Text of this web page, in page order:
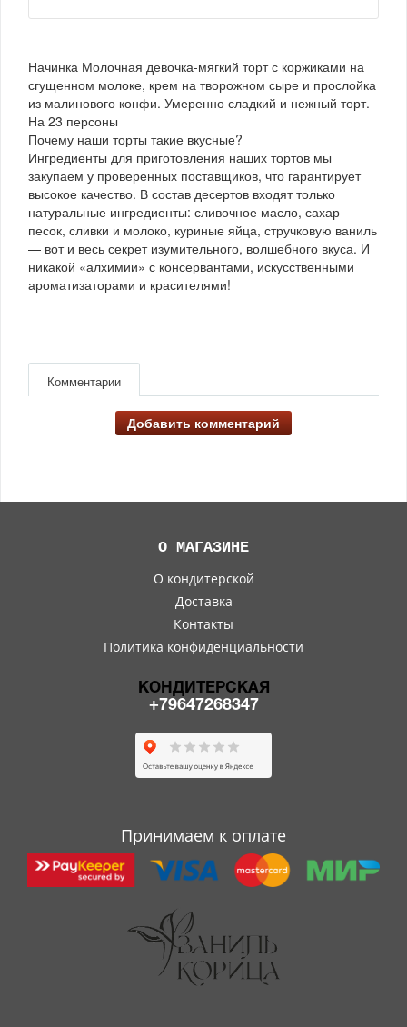
Начинка Молочная девочка-мягкий торт с коржиками на
сгущенном молоке, крем на творожном сыре и прослойка
из малинового конфи. Умеренно сладкий и нежный торт.
На 23 персоны
Почему наши торты такие вкусные?
Ингредиенты для приготовления наших тортов мы
закупаем у проверенных поставщиков, что гарантирует
высокое качество. В состав десертов входят только
натуральные ингредиенты: сливочное масло, сахар-
песок, сливки и молоко, куриные яйца, стручковую ваниль
— вот и весь секрет изумительного, волшебного вкуса. И
никакой «алхимии» с консервантами, искусственными
ароматизаторами и красителями!
Комментарии
Добавить комментарий
О МАГАЗИНЕ
О кондитерской
Доставка
Контакты
Политика конфиденциальности
КОНДИТЕРСКАЯ
+79647268347
Принимаем к оплате